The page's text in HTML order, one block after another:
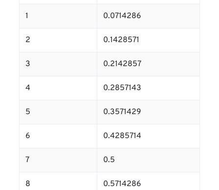
1 0.0714286
2 0.1428571
3 0.2142857
4 0.2857143
5 0.3571429
6 0.4285714
7 0.5
8 0.5714286